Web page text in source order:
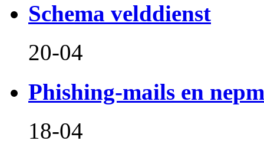
Schema velddienst
20-04
Phishing-mails en
18-04